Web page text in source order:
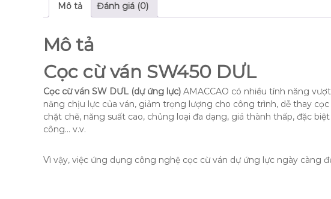
Mô tả Đánh giá (0)
Mô tả
Cọc cừ ván SW450 DƯL
Cọc cừ ván SW DƯL (dự ứng lực) AMACCAO có nhiều tính năng
năng chịu lực của ván, giảm trọng lượng cho công trình, dễ thay
chặt chẽ, năng suất cao, chủng loại đa dạng, giá thành thấp, đặc
công… v.v.
Vì vậy, việc ứng dụng công nghệ cọc cừ ván dự ứng lực ngày càng